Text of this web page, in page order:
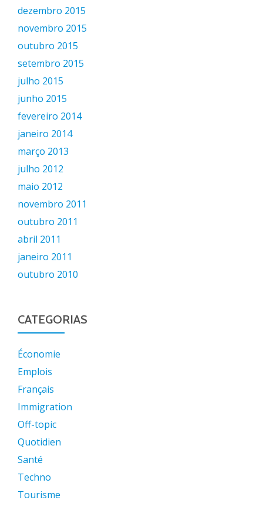
dezembro 2015
novembro 2015
outubro 2015
setembro 2015
julho 2015
junho 2015
fevereiro 2014
janeiro 2014
março 2013
julho 2012
maio 2012
novembro 2011
outubro 2011
abril 2011
janeiro 2011
outubro 2010
CATEGORIAS
Économie
Emplois
Français
Immigration
Off-topic
Quotidien
Santé
Techno
Tourisme